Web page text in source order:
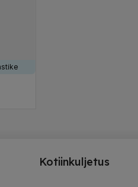
Kotiinkuljetus